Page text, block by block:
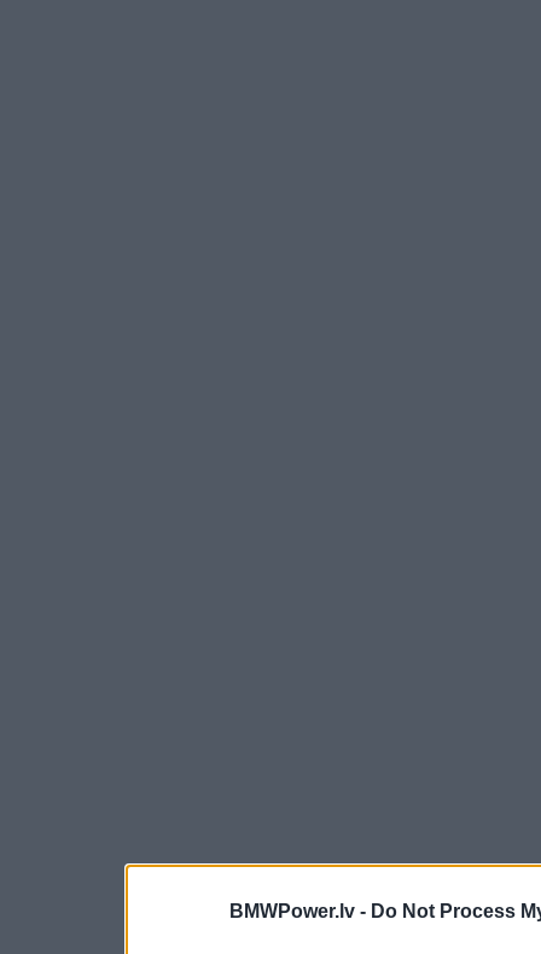
BMWPower.lv - Do Not Process